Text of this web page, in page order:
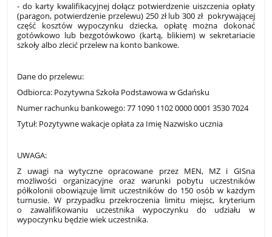
- do karty kwalifikacyjnej dołącz potwierdzenie uiszczenia opłaty
(paragon, potwierdzenie przelewu) 250 zł lub 300 zł pokrywającej
część kosztów wypoczynku dziecka, opłatę można dokonać
gotówkowo lub bezgotówkowo (kartą, blikiem) w sekretariacie
szkoły albo zlecić przelew na konto bankowe.
Dane do przelewu:
Odbiorca: Pozytywna Szkoła Podstawowa w Gdańsku
Numer rachunku bankowego:77 1090 1102 0000 0001 3530 7024
Tytuł: Pozytywne wakacje opłata za Imię Nazwisko ucznia
UWAGA:
Z uwagi na wytyczne opracowane przez MEN, MZ i GISna
możliwości organizacyjne oraz warunki pobytu uczestników
półkolonii obowiązuje limit uczestników do 150 osób w każdym
turnusie. W przypadku przekroczenia limitu miejsc, kryterium
o zawalifikowaniu uczestnika wypoczynku do udziału w
wypoczynku będzie wiek uczestnika.